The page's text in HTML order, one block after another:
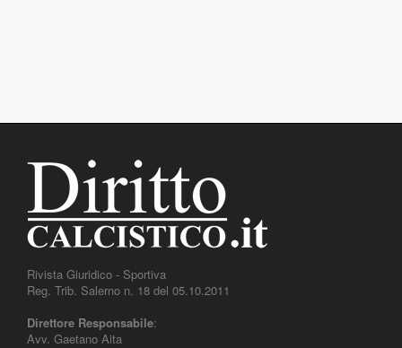
Rivista Giuridico - Sportiva
Reg. Trib. Salerno n. 18 del 05.10.2011
Direttore Responsabile:
Avv. Gaetano Aita